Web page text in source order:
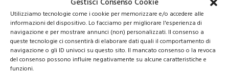
Utilizziamo tecnologie come i cookie per memorizzare e/o accedere alle
informazioni del dispositivo. Lo facciamo per migliorare l'esperienza di
navigazione e per mostrare annunci (non) personalizzati. Il consenso a
queste tecnologie ci consentirà di elaborare dati quali il comportamento di
navigazione o gli ID univoci su questo sito. Il mancato consenso o la revoca
del consenso possono influire negativamente su alcune caratteristiche e
funzioni.
Azioni Bance Europee